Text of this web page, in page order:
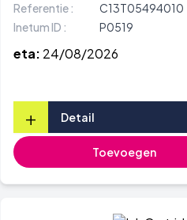
Referentie :
C13T05494010
Inetum ID :
P0519
eta: 24/08/2026
+ Detail
Toevoegen